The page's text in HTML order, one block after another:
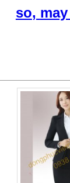
so,